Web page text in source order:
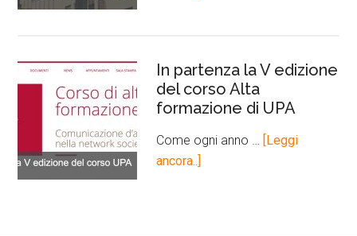
In partenza la V edizione
del corso Alta
formazione di UPA
Come ogni anno …
[Leggi
ancora..]